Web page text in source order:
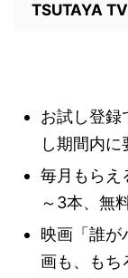
TSUTAYA TV
お試し登録
し期間内に
毎月もらえ
～3本、無
映画「誰が
画も、もち